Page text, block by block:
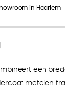
in Haarlem
een
metalen